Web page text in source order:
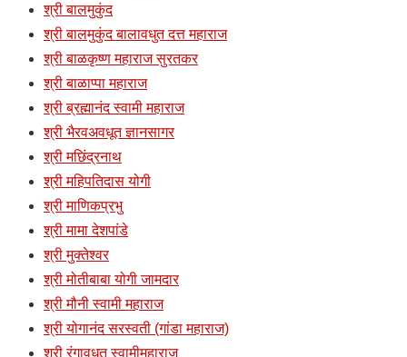
श्री बालमुकुंद
श्री बालमुकुंद बालावधुत दत्त महाराज
श्री बाळकृष्ण महाराज सुरतकर
श्री बाळाप्पा महाराज
श्री ब्रह्मानंद स्वामी महाराज
श्री भैरवअवधूत ज्ञानसागर
श्री मछिंद्रनाथ
श्री महिपतिदास योगी
श्री माणिकप्रभु
श्री मामा देशपांडे
श्री मुक्तेश्वर
श्री मोतीबाबा योगी जामदार
श्री मौनी स्वामी महाराज
श्री योगानंद सरस्वती (गांडा महाराज)
श्री रंगावधूत स्वामीमहाराज